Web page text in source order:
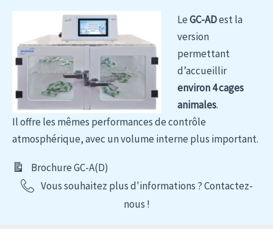
LeGC-ADest la
version
permettant
d’accueillir
environ 4 cages
animales.
Il offre les mêmes performances de contrôle
atmosphérique, avec un volume interne plus important.
Brochure GC-A(D)
Vous souhaitez plus d'informations ? Contactez-
nous !